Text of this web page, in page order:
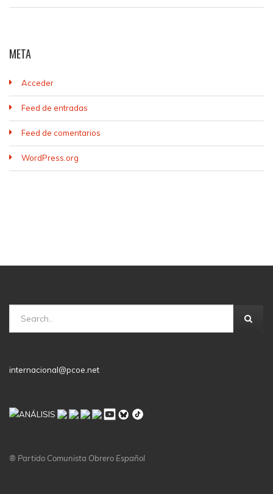
META
Acceder
Feed de entradas
Feed de comentarios
WordPress.org
internacional@pcoe.net
® Partido Comunista Obrero Español